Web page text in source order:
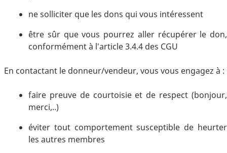
ne solliciter que les dons qui vous intéressent
être sûr que vous pourrez aller récupérer le don,
conformément à l'article 3.4.4 des CGU
En contactant le donneur/vendeur, vous vous engagez à :
faire preuve de courtoisie et de respect (bonjour,
merci,..)
éviter tout comportement susceptible de heurter
les autres membres